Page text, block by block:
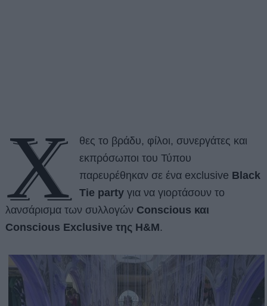
Χ
θες το βράδυ, φίλοι, συνεργάτες και
εκπρόσωποι του Τύπου
παρευρέθηκαν σε ένα exclusive Black
Tie party για να γιορτάσουν το
λανσάρισμα των συλλογών Conscious και
Conscious Exclusive της H&M.